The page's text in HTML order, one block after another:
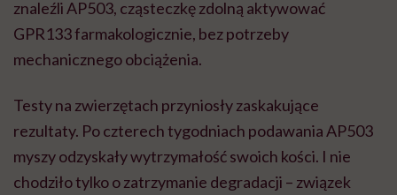
znaleźli AP503, cząsteczkę zdolną aktywować
GPR133 farmakologicznie, bez potrzeby
mechanicznego obciążenia.
Testy na zwierzętach przyniosły zaskakujące
rezultaty. Po czterech tygodniach podawania AP503
myszy odzyskały wytrzymałość swoich kości. I nie
chodziło tylko o zatrzymanie degradacji – związek